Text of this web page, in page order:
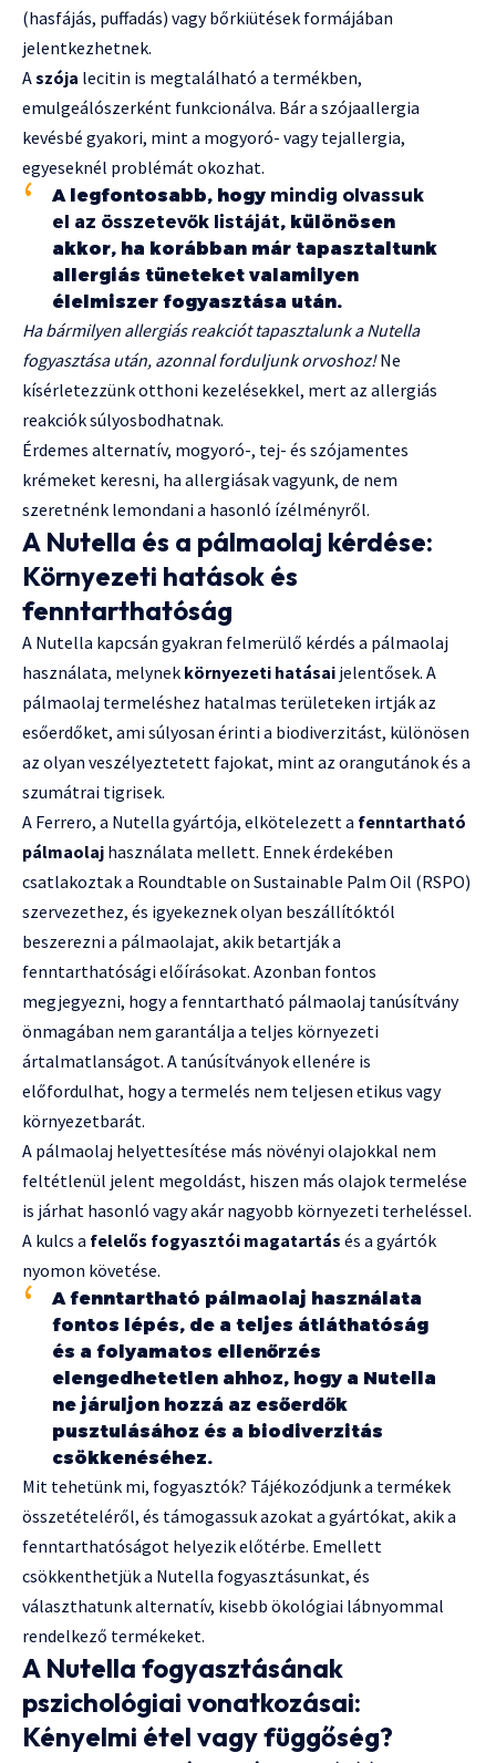
(hasfájás, puffadás) vagy bőrkiütések formájában
jelentkezhetnek.
Aszója lecitin is megtalálható a termékben,
emulgeálószerként funkcionálva. Bár a szójaallergia
kevésbé gyakori, mint a mogyoró- vagy tejallergia,
egyeseknél problémát okozhat.
A legfontosabb, hogy mindig olvassuk
el az összetevők listáját, különösen
akkor, ha korábban már tapasztaltunk
allergiás tüneteket valamilyen
élelmiszer fogyasztása után.
Ha bármilyen allergiás reakciót tapasztalunk a Nutella
fogyasztása után, azonnal forduljunk orvoshoz!Ne
kísérletezzünk otthoni kezelésekkel, mert az allergiás
reakciók súlyosbodhatnak.
Érdemes alternatív, mogyoró-, tej- és szójamentes
krémeket keresni, ha allergiásak vagyunk, de nem
szeretnénk lemondani a hasonló ízélményről.
A Nutella és a pálmaolaj kérdése:
Környezeti hatások és
fenntarthatóság
A Nutella kapcsán gyakran felmerülő kérdés a pálmaolaj
használata, melynek környezeti hatásai jelentősek. A
pálmaolaj termeléshez hatalmas területeken irtják az
esőerdőket, ami súlyosan érinti a biodiverzitást, különösen
az olyan veszélyeztetett fajokat, mint az orangutánok és a
szumátrai tigrisek.
A Ferrero, a Nutella gyártója, elkötelezett a fenntartható
pálmaolaj használata mellett. Ennek érdekében
csatlakoztak a Roundtable on Sustainable Palm Oil (RSPO)
szervezethez, és igyekeznek olyan beszállítóktól
beszerezni a pálmaolajat, akik betartják a
fenntarthatósági előírásokat. Azonban fontos
megjegyezni, hogy a fenntartható pálmaolaj tanúsítvány
önmagában nem garantálja a teljes környezeti
ártalmatlanságot. A tanúsítványok ellenére is
előfordulhat, hogy a termelés nem teljesen etikus vagy
környezetbarát.
A pálmaolaj helyettesítése más növényi olajokkal nem
feltétlenül jelent megoldást, hiszen más olajok termelése
is járhat hasonló vagy akár nagyobb környezeti terheléssel.
A kulcs a felelős fogyasztói magatartás és a gyártók
nyomon követése.
A fenntartható pálmaolaj használata
fontos lépés, de a teljes átláthatóság
és a folyamatos ellenőrzés
elengedhetetlen ahhoz, hogy a Nutella
ne járuljon hozzá az esőerdők
pusztulásához és a biodiverzitás
csökkenéséhez.
Mit tehetünk mi, fogyasztók? Tájékozódjunk a termékek
összetételéről, és támogassuk azokat a gyártókat, akik a
fenntarthatóságot helyezik előtérbe. Emellett
csökkenthetjük a Nutella fogyasztásunkat, és
választhatunk alternatív, kisebb ökológiai lábnyommal
rendelkező termékeket.
A Nutella fogyasztásának
pszichológiai vonatkozásai:
Kényelmi étel vagy függőség?